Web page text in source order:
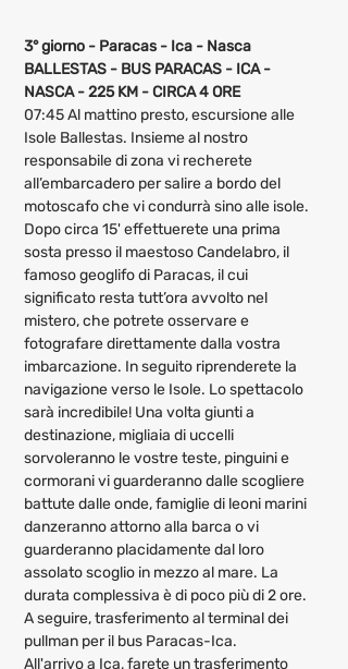
3° giorno - Paracas - Ica - Nasca
BALLESTAS - BUS PARACAS - ICA -
NASCA - 225 KM - CIRCA 4 ORE
07:45 Al mattino presto, escursione alle
Isole Ballestas. Insieme al nostro
responsabile di zona vi recherete
all’embarcadero per salire a bordo del
motoscafo che vi condurrà sino alle isole.
Dopo circa 15' effettuerete una prima
sosta presso il maestoso Candelabro, il
famoso geoglifo di Paracas, il cui
significato resta tutt’ora avvolto nel
mistero, che potrete osservare e
fotografare direttamente dalla vostra
imbarcazione. In seguito riprenderete la
navigazione verso le Isole. Lo spettacolo
sarà incredibile! Una volta giunti a
destinazione, migliaia di uccelli
sorvoleranno le vostre teste, pinguini e
cormorani vi guarderanno dalle scogliere
battute dalle onde, famiglie di leoni marini
danzeranno attorno alla barca o vi
guarderanno placidamente dal loro
assolato scoglio in mezzo al mare. La
durata complessiva è di poco più di 2 ore.
A seguire, trasferimento al terminal dei
pullman per il bus Paracas-Ica.
All'arrivo a Ica, farete un trasferimento